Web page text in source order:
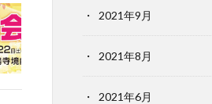
2021年9月
2021年8月
2021年6月